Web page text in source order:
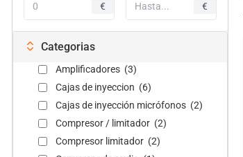
€ €
Categorias
Amplificadores (3)
Cajas de inyeccion (6)
Cajas de inyección micrófonos (2)
Compresor / limitador (2)
Compresor limitador (2)